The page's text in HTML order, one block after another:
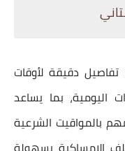
تفاصيل دقيقة لأوقات
اليومية، بما يساعد
بالمواقيت الشرعية